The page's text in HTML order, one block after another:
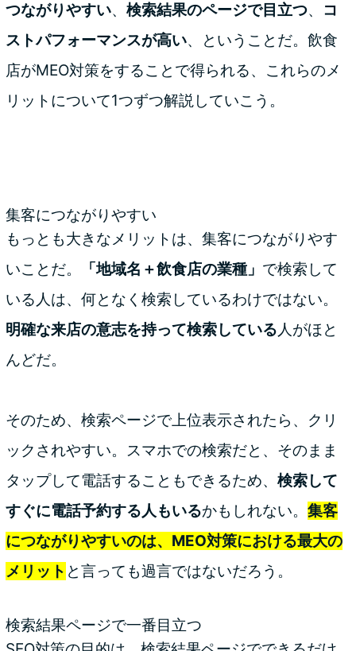
つながりやすい、 検索結果のページで目立つ、 コ
ストパフォーマンスが高い、ということだ。飲食
店がMEO対策をすることで得られる、これらのメ
リットについて1つずつ解説していこう。
集客につながりやすい
もっとも大きなメリットは、集客につながりやす
いことだ。
「地域名＋飲食店の業種」 で検索して
いる人は、何となく検索しているわけではない。
明確な来店の意志を持って検索している人がほと
んどだ。
そのため、検索ページで上位表示されたら、クリ
ックされやすい。スマホでの検索だと、そのまま
タップして電話することもできるため、 検索して
すぐに電話予約する人もいるかもしれない。 集客
につながりやすいのは、MEO対策における最大の
メリット と言っても過言ではないだろう。
検索結果ページで一番目立つ